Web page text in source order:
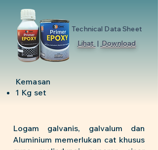
Kemasan
1 Kg set
Technical Data Sheet
Lihat | Download
Logam galvanis, galvalum dan
Aluminium memerlukan cat khusus